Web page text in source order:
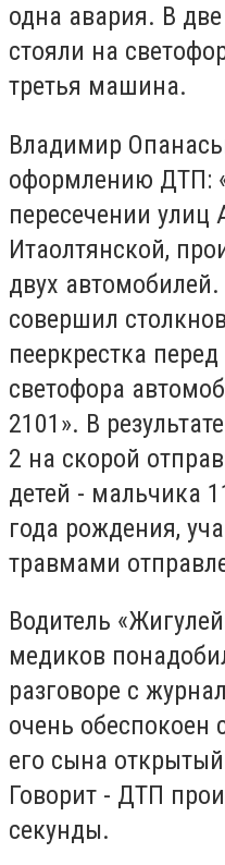
одна авария. В
стояли на
третья машина.
Владимир
оформлению ДТП:
пересечении улиц
Итаолтянской,
двух автомобилей.
совершил
пееркрестка
светофора
2101». В
2 на скорой
детей - мальчика
года рождения,
травмами
Водитель
медиков
разговоре с
очень обеспокоен
его сына
Говорит - ДТП
секунды.